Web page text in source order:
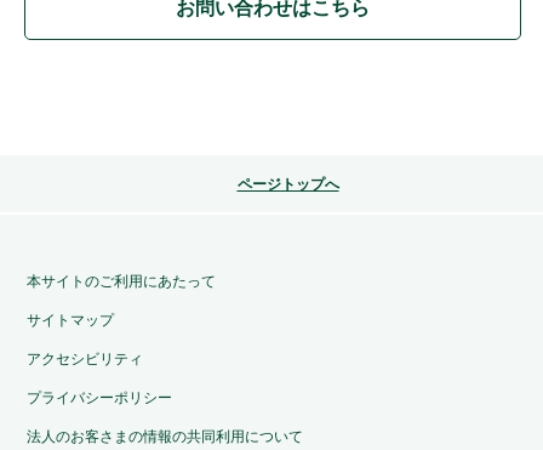
お問い合わせはこちら
ページトップへ
本サイトのご利用にあたって
サイトマップ
アクセシビリティ
プライバシーポリシー
法人のお客さまの情報の共同利用について